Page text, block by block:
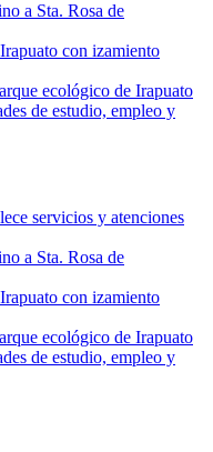
a Sta. Rosa de
con izamiento
ecológico de Irapuato
de estudio, empleo y
servicios y atenciones
a Sta. Rosa de
con izamiento
ecológico de Irapuato
de estudio, empleo y